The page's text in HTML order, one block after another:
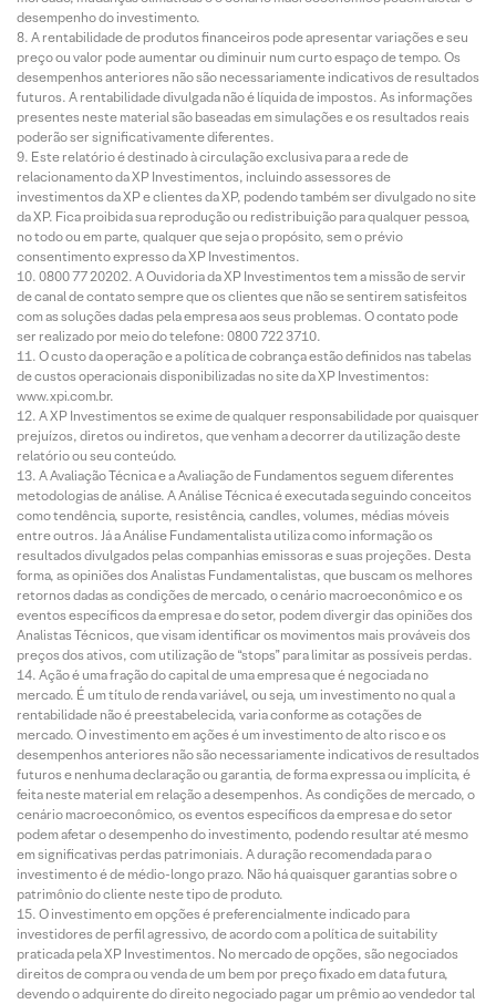
desempenho do investimento.
A rentabilidade de produtos financeiros pode apresentar variações e seu
preço ou valor pode aumentar ou diminuir num curto espaço de tempo. Os
desempenhos anteriores não são necessariamente indicativos de resultados
futuros. A rentabilidade divulgada não é líquida de impostos. As informações
presentes neste material são baseadas em simulações e os resultados reais
poderão ser significativamente diferentes.
Este relatório é destinado à circulação exclusiva para a rede de
relacionamento da XP Investimentos, incluindo assessores de
investimentos da XP e clientes da XP, podendo também ser divulgado no site
da XP. Fica proibida sua reprodução ou redistribuição para qualquer pessoa,
no todo ou em parte, qualquer que seja o propósito, sem o prévio
consentimento expresso da XP Investimentos.
0800 77 20202. A Ouvidoria da XP Investimentos tem a missão de servir
de canal de contato sempre que os clientes que não se sentirem satisfeitos
com as soluções dadas pela empresa aos seus problemas. O contato pode
ser realizado por meio do telefone: 0800 722 3710.
O custo da operação e a política de cobrança estão definidos nas tabelas
de custos operacionais disponibilizadas no site da XP Investimentos:
www.xpi.com.br.
A XP Investimentos se exime de qualquer responsabilidade por quaisquer
prejuízos, diretos ou indiretos, que venham a decorrer da utilização deste
relatório ou seu conteúdo.
A Avaliação Técnica e a Avaliação de Fundamentos seguem diferentes
metodologias de análise. A Análise Técnica é executada seguindo conceitos
como tendência, suporte, resistência, candles, volumes, médias móveis
entre outros. Já a Análise Fundamentalista utiliza como informação os
resultados divulgados pelas companhias emissoras e suas projeções. Desta
forma, as opiniões dos Analistas Fundamentalistas, que buscam os melhores
retornos dadas as condições de mercado, o cenário macroeconômico e os
eventos específicos da empresa e do setor, podem divergir das opiniões dos
Analistas Técnicos, que visam identificar os movimentos mais prováveis dos
preços dos ativos, com utilização de “stops” para limitar as possíveis perdas.
Ação é uma fração do capital de uma empresa que é negociada no
mercado. É um título de renda variável, ou seja, um investimento no qual a
rentabilidade não é preestabelecida, varia conforme as cotações de
mercado. O investimento em ações é um investimento de alto risco e os
desempenhos anteriores não são necessariamente indicativos de resultados
futuros e nenhuma declaração ou garantia, de forma expressa ou implícita, é
feita neste material em relação a desempenhos. As condições de mercado, o
cenário macroeconômico, os eventos específicos da empresa e do setor
podem afetar o desempenho do investimento, podendo resultar até mesmo
em significativas perdas patrimoniais. A duração recomendada para o
investimento é de médio-longo prazo. Não há quaisquer garantias sobre o
patrimônio do cliente neste tipo de produto.
O investimento em opções é preferencialmente indicado para
investidores de perfil agressivo, de acordo com a política de suitability
praticada pela XP Investimentos. No mercado de opções, são negociados
direitos de compra ou venda de um bem por preço fixado em data futura,
devendo o adquirente do direito negociado pagar um prêmio ao vendedor tal